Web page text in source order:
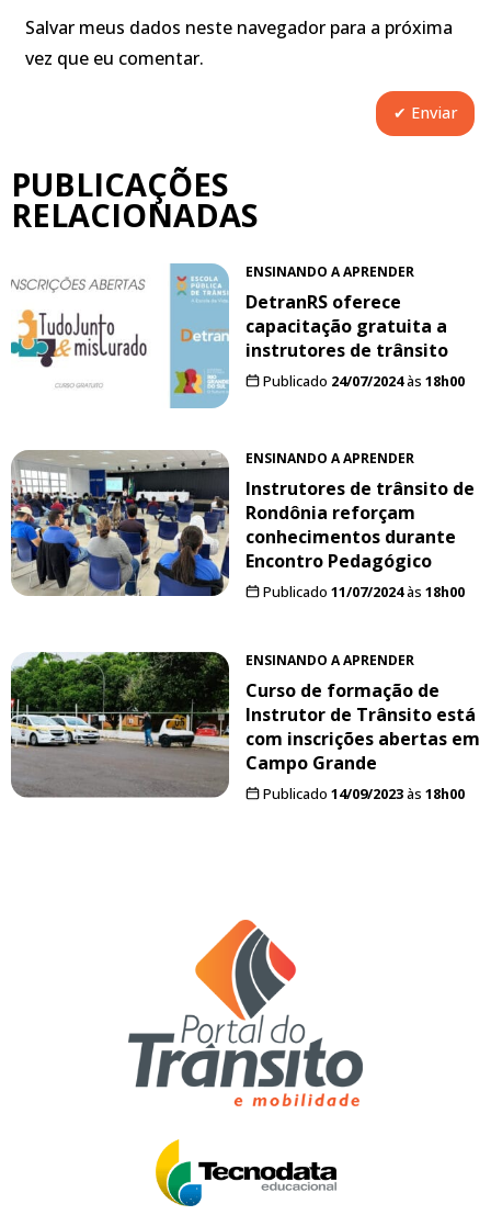
Salvar meus dados neste navegador para a próxima
vez que eu comentar.
PUBLICAÇÕES
RELACIONADAS
ENSINANDO A APRENDER
DetranRS oferece
capacitação gratuita a
instrutores de trânsito
Publicado 24/07/2024às 18h00
ENSINANDO A APRENDER
Instrutores de trânsito de
Rondônia reforçam
conhecimentos durante
Encontro Pedagógico
Publicado 11/07/2024às 18h00
ENSINANDO A APRENDER
Curso de formação de
Instrutor de Trânsito está
com inscrições abertas em
Campo Grande
Publicado 14/09/2023às 18h00